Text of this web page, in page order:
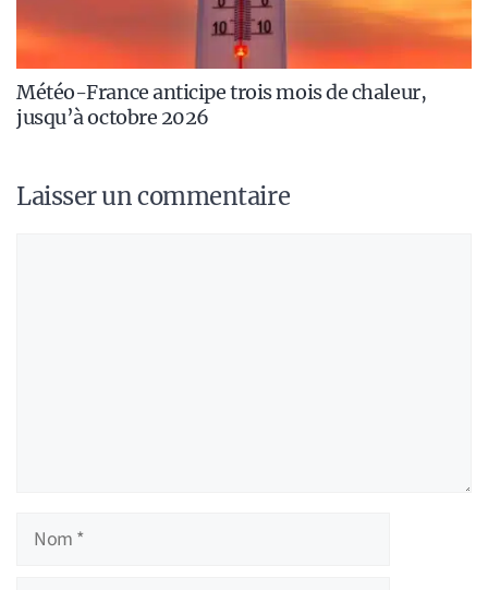
Météo-France anticipe trois mois de chaleur,
jusqu’à octobre 2026
Laisser un commentaire
Nom